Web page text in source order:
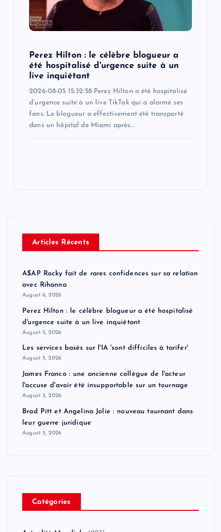
Perez Hilton : le célèbre blogueur a
été hospitalisé d'urgence suite à un
live inquiétant
2026-08-05 15:32:58 Perez Hilton a été hospitalisé
d’urgence suite à un live TikTok qui a alarmé ses
fans. Le blogueur a effectivement été transporté
dans un hôpital de Miami après…
Articles Récents
A$AP Rocky fait de rares confidences sur sa relation
avec Rihanna
August 6, 2026
Perez Hilton : le célèbre blogueur a été hospitalisé
d'urgence suite à un live inquiétant
August 5, 2026
Les services basés sur l'IA 'sont difficiles à tarifer'
August 5, 2026
James Franco : une ancienne collègue de l'acteur
l'accuse d'avoir été insupportable sur un tournage
August 5, 2026
Brad Pitt et Angelina Jolie : nouveau tournant dans
leur guerre juridique
August 5, 2026
Catégories